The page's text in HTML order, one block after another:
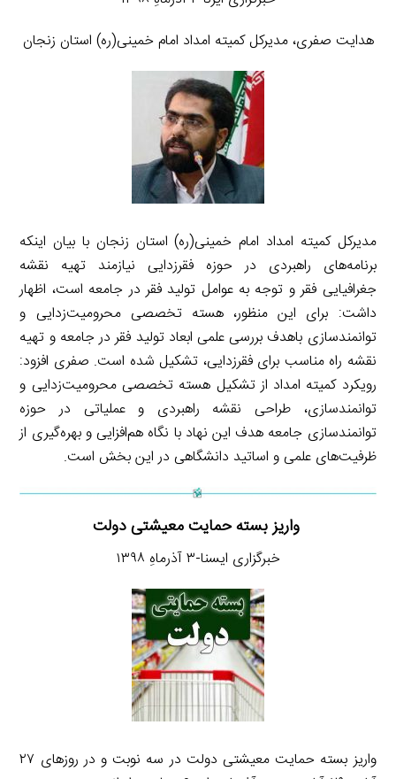
هدایت صفری، مدیرکل کمیته امداد امام خمینی(ره) استان زنجان
مدیرکل کمیته امداد امام خمینی(ره) استان زنجان با بیان اینکه
برنامه‌های راهبردی در حوزه فقرزدایی نیازمند تهیه نقشه
جغرافیایی فقر و توجه به عوامل تولید فقر در جامعه است، اظهار
داشت: برای این منظور، هسته تخصصی محرومیت‌زدایی و
توانمندسازی باهدف بررسی علمی ابعاد تولید فقر در جامعه و تهیه
نقشه راه مناسب برای فقرزدایی، تشکیل شده است. صفری افزود:
رویکرد کمیته امداد از تشکیل هسته تخصصی محرومیت‌زدایی و
توانمندسازی، طراحی نقشه راهبردی و عملیاتی در حوزه
توانمندسازی جامعه هدف این نهاد با نگاه هم‌افزایی و بهره‌گیری از
ظرفیت‌های علمی و اساتید دانشگاهی در این بخش است.
واریز بسته حمایت معیشتی دولت
خبرگزاری ایسنا-۳ آذرماهِ ۱۳۹۸
واریز بسته حمایت معیشتی دولت در سه نوبت و در روزهای ۲۷